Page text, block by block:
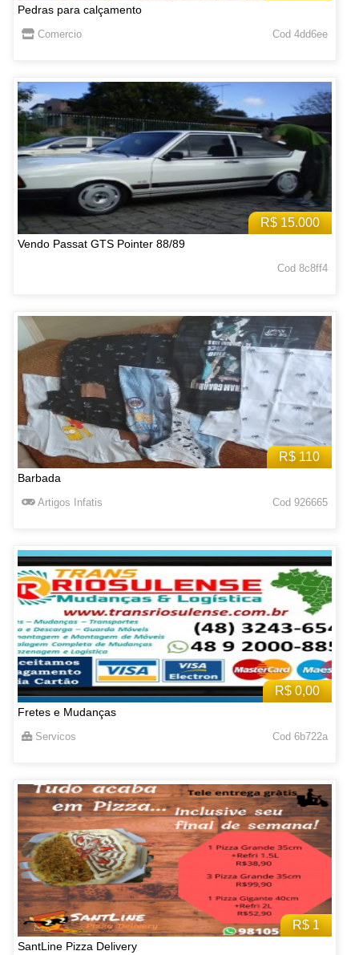
Pedras para calçamento
Comercio Cod 4dd6ee
R$ 15.000
Vendo Passat GTS Pointer 88/89
Cod 8c8ff4
R$ 110
Barbada
Artigos Infatis Cod 926665
R$ 0,00
Fretes e Mudanças
Servicos Cod 6b722a
R$ 1
SantLine Pizza Delivery